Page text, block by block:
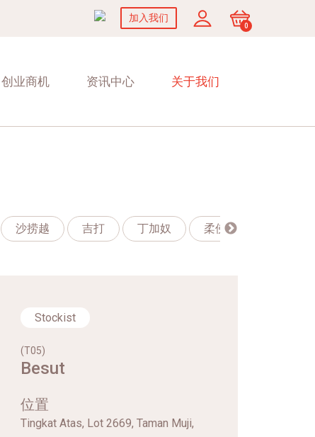
加入我们
0
创业商机 资讯中心 关于我们
沙捞越 吉打 丁加奴 柔佛
Stockist
(T05)
Besut
位置
Tingkat Atas, Lot 2669, Taman Muji,